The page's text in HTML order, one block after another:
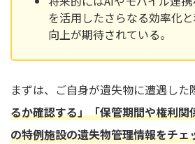
を活用したさらなる効率化
向上が期待されている。
まずは、ご自身が遺失物に遭遇した
るか確認する」「保管期間や権利関
の特例施設の遺失物管理情報をチェ